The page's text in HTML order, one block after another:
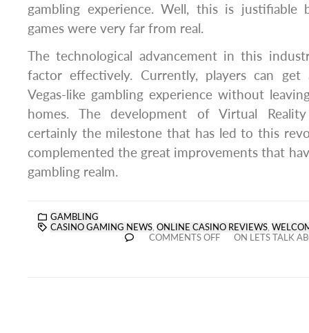
gambling experience. Well, this is justifiable
games were very far from real.
The technological advancement in this
factor effectively. Currently, players can get
Vegas-like gambling experience without
homes. The development of Virtual
certainly the milestone that has led to this
complemented the great improvements that
gambling realm.
GAMBLING
CASINO GAMING NEWS, ONLINE CASINO REVIEWS,
COMMENTS OFF
ON LETS TALK